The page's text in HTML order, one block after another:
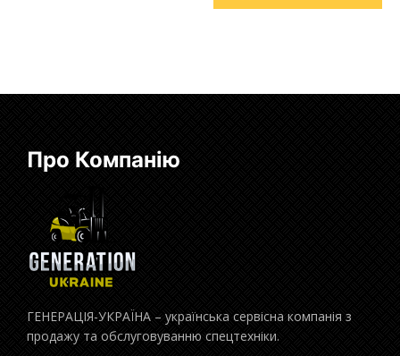
Про Компанію
ГЕНЕРАЦІЯ-УКРАЇНА – українська сервісна компанія з
продажу та обслуговуванню спецтехніки.